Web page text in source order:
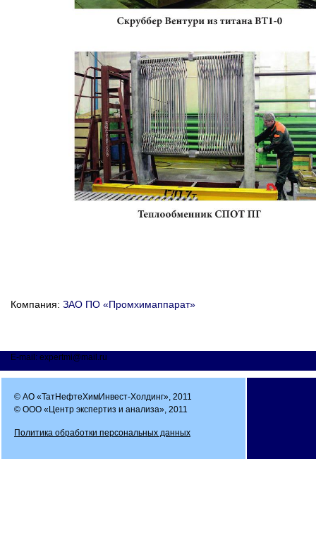
Компания: ЗАО ПО «Промхимаппарат»
E-mail: expertmi@mail.ru
© АО «ТатНефтеХимИнвест-Холдинг», 2011
© ООО «Центр экспертиз и анализа», 2011
Политика обработки персональных данных